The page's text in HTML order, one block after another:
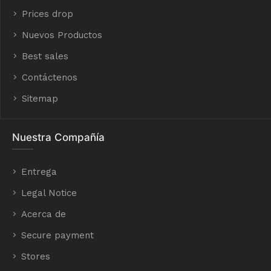
Prices drop
Nuevos Productos
Best sales
Contáctenos
Sitemap
Nuestra Compañía
Entrega
Legal Notice
Acerca de
Secure payment
Stores